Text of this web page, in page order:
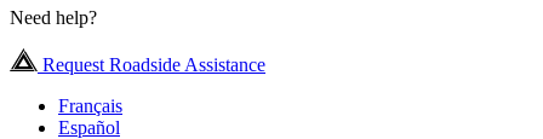
Need help?
Request Roadside Assistance
Français
Español